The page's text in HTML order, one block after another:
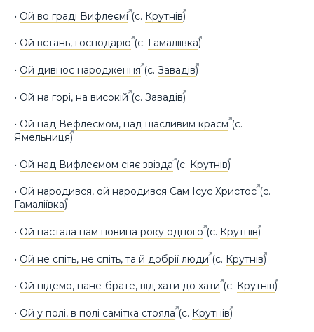
• Ой во граді Вифлеємі(с. Крутнів)
• Ой встань, господарю(с. Гамаліївка)
• Ой дивноє народження(с. Завадів)
• Ой на горі, на високій(с. Завадів)
• Ой над Вефлеємом, над щасливим краєм(с.
Ямельниця)
• Ой над Вифлеємом сіяє звізда(с. Крутнів)
• Ой народився, ой народився Сам Ісус Христос(с.
Гамаліївка)
• Ой настала нам новина року одного(с. Крутнів)
• Ой не спіть, не спіть, та й добрії люди(с. Крутнів)
• Ой підемо, пане-брате, від хати до хати(с. Крутнів)
• Ой у полі, в полі самітка стояла(с. Крутнів)